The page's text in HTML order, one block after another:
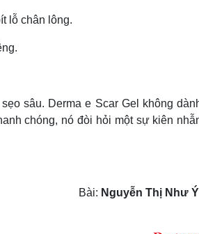
lỗ chân lông.
sâu. Derma e Scar Gel không
chóng, nó đòi hỏi một sự kiên
Bài: Nguyễn Thị Như Ý